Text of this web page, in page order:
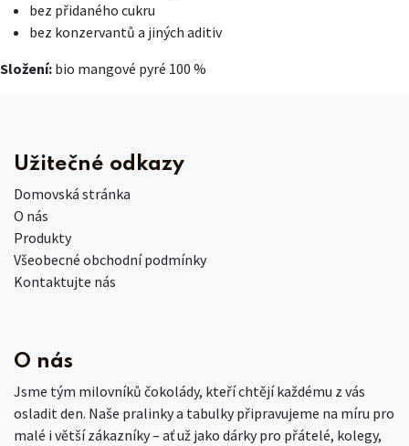
bez přidaného cukru
bez konzervantů a jiných aditiv
Složení: bio mangové pyré 100 %
Užitečné odkazy
Domovská stránka
O nás
Produkty
Všeobecné obchodní podmínky
Kontaktujte nás
O nás
Jsme tým milovníků čokolády, kteří chtějí každému z vás
osladit den. Naše pralinky a tabulky připravujeme na míru pro
malé i větší zákazníky – ať už jako dárky pro přátelé, kolegy,